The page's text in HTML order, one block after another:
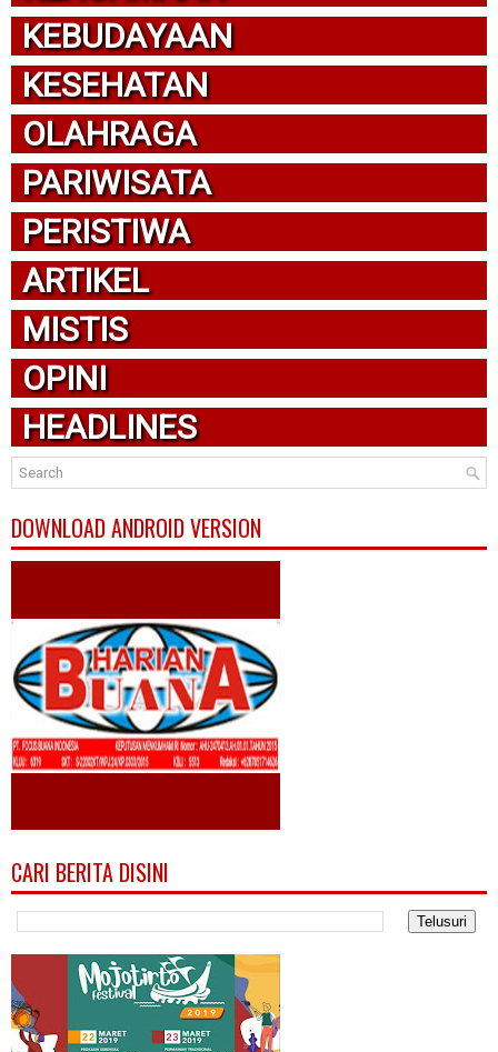
KEBUDAYAAN
KESEHATAN
OLAHRAGA
PARIWISATA
PERISTIWA
ARTIKEL
MISTIS
OPINI
HEADLINES
DOWNLOAD ANDROID VERSION
CARI BERITA DISINI